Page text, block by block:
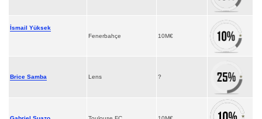
İsmail Yüksek
Fenerbahçe
10M€
Brice Samba Lens ?